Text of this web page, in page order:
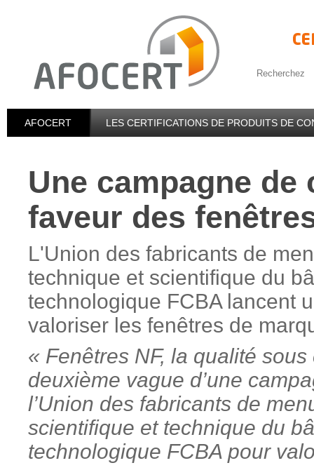
Recherchez
AFOCERT LES CERTIFICATIONS DE PRODUITS DE
Une campagne
faveur des
L'Union des fabricants de
technique et scientifique du
technologique FCBA lancent
valoriser les fenêtres de
« Fenêtres NF, la qualité
deuxième vague d’une
l’Union des fabricants de
scientifique et technique du
technologique FCBA pour